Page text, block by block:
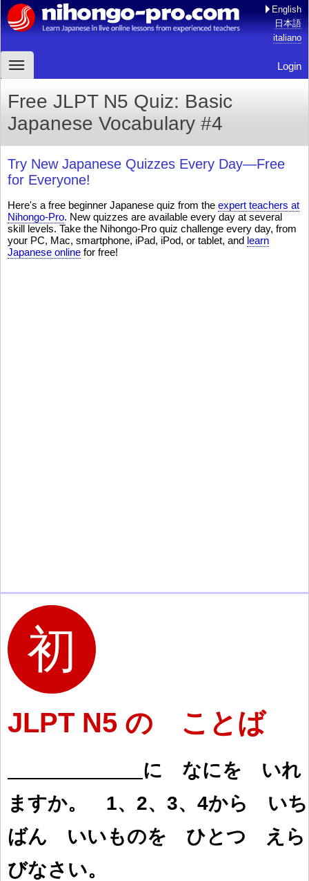
English
日本語
italiano
Login
Free JLPT N5 Quiz: Basic
Japanese Vocabulary #4
Try New Japanese Quizzes Every Day—Free
for Everyone!
Here's a free beginner Japanese quiz from the expert teachers at
Nihongo-Pro. New quizzes are available every day at several
skill levels. Take the Nihongo-Pro quiz challenge every day, from
your PC, Mac, smartphone, iPad, iPod, or tablet, and learn
Japanese online for free!
JLPT N5 の ことば
に なにを いれ
ますか。 1、2、3、4から いち
ばん いいものを ひとつ えら
びなさい。